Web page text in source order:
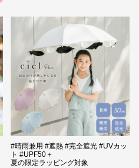
#晴雨兼用 #遮熱 #完全遮光 #UVカッ
ト #UPF50＋
夏の限定ラッピング対象